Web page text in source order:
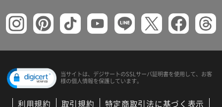
当サイトは、デジサートのSSLサーバ証明書を使用して、 お客
様の個人情報を保護しています。
利用規約 取引規約 特定商取引法に基づく表示